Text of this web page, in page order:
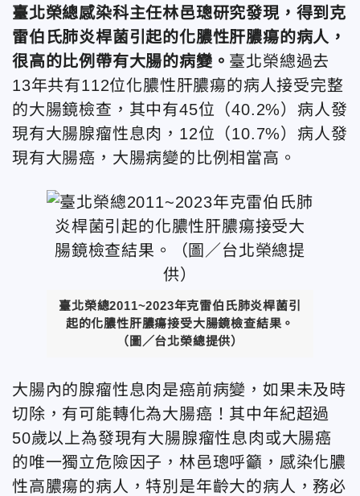
臺北榮總感染科主任林邑璁研究發現，得到克
雷伯氏肺炎桿菌引起的化膿性肝膿瘍的病人，
很高的比例帶有大腸的病變。 臺北榮總過去
13年共有112位化膿性肝膿瘍的病人接受完整
的大腸鏡檢查，其中有45位（40.2%）病人發
現有大腸腺瘤性息肉，12位（10.7%）病人發
現有大腸癌，大腸病變的比例相當高。
臺北榮總2011~2023年克雷伯氏肺炎桿菌引
起的化膿性肝膿瘍接受大腸鏡檢查結果。
（圖／台北榮總提供）
大腸內的腺瘤性息肉是癌前病變，如果未及時
切除，有可能轉化為大腸癌！其中年紀超過
50歲以上為發現有大腸腺瘤性息肉或大腸癌
的唯一獨立危險因子，林邑璁呼籲，感染化膿
性高膿瘍的病人，特別是年齡大的病人，務必